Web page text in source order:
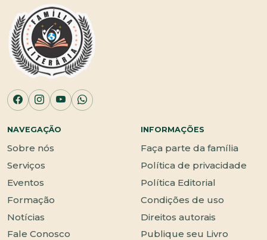
NAVEGAÇÃO
Sobre nós
Serviços
Eventos
Formação
Notícias
Fale Conosco
INFORMAÇÕES
Faça parte da família
Política de privacidade
Política Editorial
Condições de uso
Direitos autorais
Publique seu Livro